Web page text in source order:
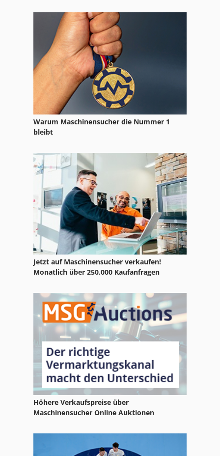
Spritzreinigungsanlage
Spritzwaschanlage
Teilewaschgerät
Warum Maschinensucher die Nummer 1
bleibt
Jetzt auf Maschinensucher verkaufen!
Monatlich über 250.000 Kaufanfragen
Höhere Verkaufspreise über
Maschinensucher Online Auktionen